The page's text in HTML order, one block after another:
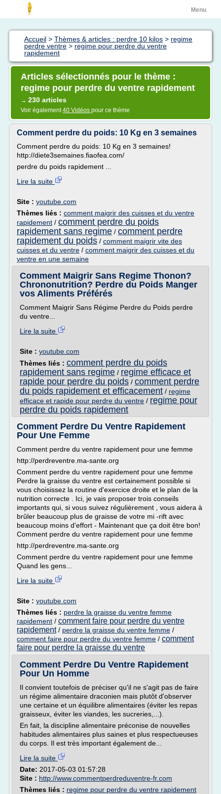
Menu
Accueil > Thèmes & articles : perdre 10 kilos > regime
perdre ventre > regime pour perdre du ventre
rapidement
Articles sélectionnés pour le thème :
regime pour perdre du ventre rapidement
→ 230 articles
Voir également40 Vidéos pour ce thème
Comment perdre du poids: 10 Kg en 3 semaines
Comment perdre du poids: 10 Kg en 3 semaines!
http://diete3semaines.fiaofea.com/
perdre du poids rapidement ...
Lire la suite
Site : youtube.com
Thèmes liés : comment maigrir des cuisses et du ventre
rapidement / comment perdre du poids
rapidement sans regime / comment perdre
rapidement du poids / comment maigrir vite des
cuisses et du ventre / comment maigrir des cuisses et du
ventre en une semaine
Comment Maigrir Sans Regime Thonon?
Chrononutrition? Perdre du Poids Manger
vos Aliments Préférés
Comment Maigrir Sans Régime Perdre du Poids perdre
du ventre...
Lire la suite
Site : youtube.com
Thèmes liés : comment perdre du poids
rapidement sans regime / regime efficace et
rapide pour perdre du poids / comment perdre
du poids rapidement et efficacement / regime
efficace et rapide pour perdre du ventre / regime pour
perdre du poids rapidement
Comment Perdre Du Ventre Rapidement
Pour Une Femme
Comment perdre du ventre rapidement pour une femme
http://perdreventre.ma-sante.org
Comment perdre du ventre rapidement pour une femme
Perdre la graisse du ventre est certainement possible si
vous choisissez la routine d'exercice droite et le plan de la
nutrition correcte . Ici, je vais proposer trois conseils
importants qui, si vous suivez régulièrement , vous aidera à
brûler beaucoup plus de graisse de votre mi -rift avec
beaucoup moins d'effort - Maintenant que ça doit être bon!
Comment perdre du ventre rapidement pour une femme
http://perdreventre.ma-sante.org
Comment perdre du ventre rapidement pour une femme
Quand les gens...
Lire la suite
Site : youtube.com
Thèmes liés : perdre la graisse du ventre femme
rapidement / comment faire pour perdre du ventre
rapidement/ perdre la graisse du ventre femme /
comment faire pour perdre du ventre femme / comment
faire pour perdre la graisse du ventre
Comment Perdre Du Ventre Rapidement
Pour Un Homme
Il convient toutefois de préciser qu'il ne s'agit pas de faire
un régime alimentaire draconien mais plutôt d'observer
une certaine et un équilibre alimentaires (éviter les repas
graisseux, éviter les viandes, les sucreries,...).
En fait, la discipline alimentaire préconise de nouvelles
habitudes alimentaires plus saines et plus respectueuses
du corps. Il est très important également de...
Lire la suite
Date: 2017-05-03 01:57:28
Site : http://www.commentperdreduventre-fr.com
Thèmes liés : regime pour perdre du ventre rapidement